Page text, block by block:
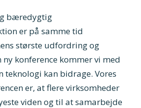
bæredygtig
er på samme tid
største udfordring og
ny konference kommer vi med
teknologi kan bidrage. Vores
er, at flere virksomheder
viden og til at samarbejde